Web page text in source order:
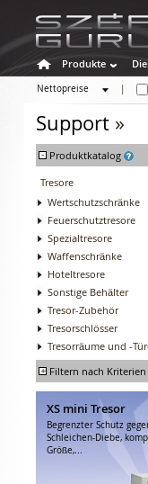
Produkte
Nettopreise
Support »
- Produktkatalog
Tresore
Wertschutzschränke
Feuerschutztresore
Spezialtresore
Waffenschränke
Hoteltresore
Sonstige Behälter
Tresor-Zubehör
Tresorschlösser
Tresorräume und -
+ Filtern nach Kriterien
XS mini Tresor
Begrenzter Schutz
Schleichen-Diebe,
Größe,...